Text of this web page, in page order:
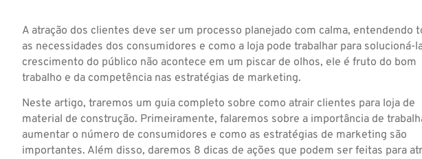
A atração dos clientes deve ser um processo planejado com calma, entendendo
as necessidades dos consumidores e como a loja pode trabalhar para solucioná-
crescimento do público não acontece em um piscar de olhos, ele é fruto do bom
trabalho e da competência nas estratégias de marketing.
Neste artigo, traremos um guia completo sobre como atrair clientes para loja de
material de construção. Primeiramente, falaremos sobre a importância de
aumentar o número de consumidores e como as estratégias de marketing são
importantes. Além disso, daremos 8 dicas de ações que podem ser feitas para